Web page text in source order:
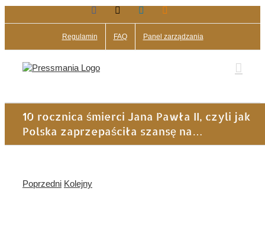
do
Facebook LinkedIn
Regulamin FAQ Panel zarządzania
10 rocznica śmierci Jana Pawła II, czyli jak
Polska zaprzepaściła szansę na…
Poprzedni Kolejny